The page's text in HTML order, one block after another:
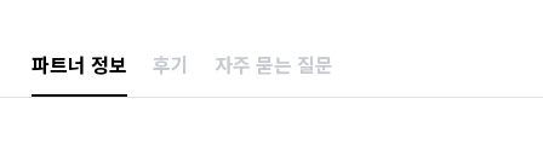
파트너 정보 후기 자주 묻는 질문